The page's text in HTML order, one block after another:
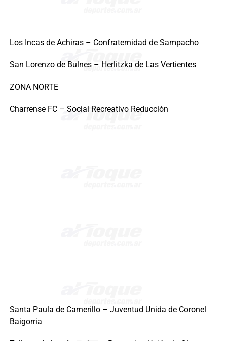
Los Incas de Achiras – Confraternidad de Sampacho
San Lorenzo de Bulnes – Herlitzka de Las Vertientes
ZONA NORTE
Charrense FC – Social Recreativo Reducción
Santa Paula de Carnerillo – Juventud Unida de Coronel
Baigorria